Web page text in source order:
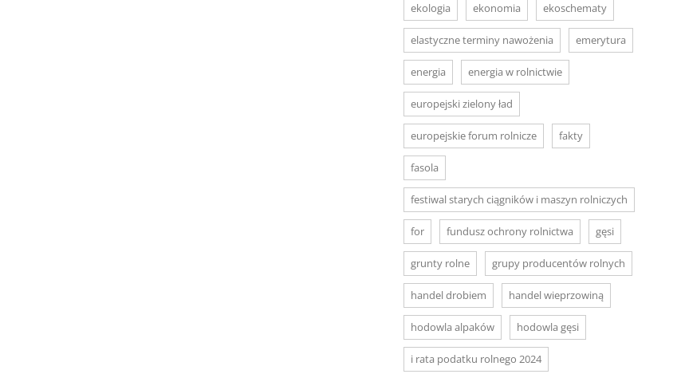
ekologia ekonomia ekoschematy
elastyczne terminy nawożenia emerytura
energia energia w rolnictwie
europejski zielony ład
europejskie forum rolnicze fakty
fasola
festiwal starych ciągników i maszyn rolniczych
for fundusz ochrony rolnictwa gęsi
grunty rolne grupy producentów rolnych
handel drobiem handel wieprzowiną
hodowla alpaków hodowla gęsi
i rata podatku rolnego 2024